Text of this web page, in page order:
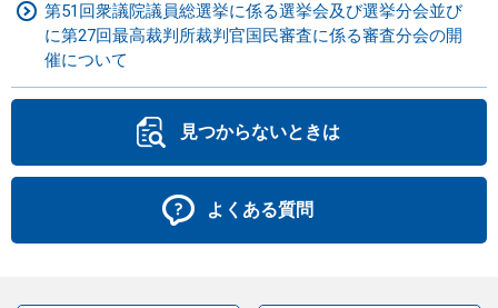
第51回衆議院議員総選挙に係る選挙会及び選挙分会並び
に第27回最高裁判所裁判官国民審査に係る審査分会の開
催について
見つからないときは
よくある質問